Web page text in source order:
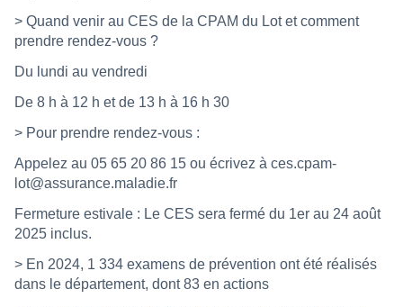
> Quand venir au CES de la CPAM du Lot et comment
prendre rendez-vous ?
Du lundi au vendredi
De 8 h à 12 h et de 13 h à 16 h 30
> Pour prendre rendez-vous :
Appelez au 05 65 20 86 15 ou écrivez à ces.cpam-
lot@assurance.maladie.fr
Fermeture estivale : Le CES sera fermé du 1er au 24 août
2025 inclus.
> En 2024, 1 334 examens de prévention ont été réalisés
dans le département, dont 83 en actions